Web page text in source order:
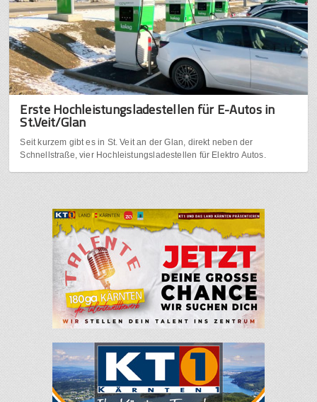
Erste Hochleistungsladestellen für E-Autos in
St.Veit/Glan
Seit kurzem gibt es in St. Veit an der Glan, direkt neben der
Schnellstraße, vier Hochleistungsladestellen für Elektro Autos.